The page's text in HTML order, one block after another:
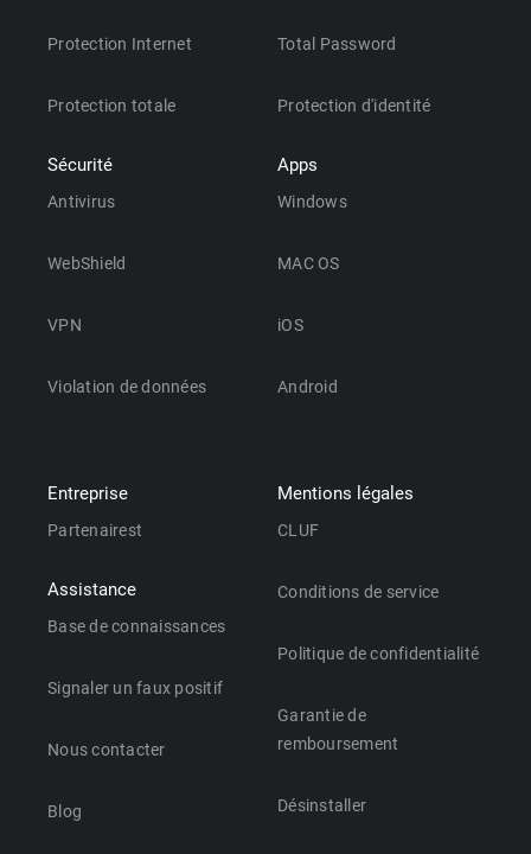
Protection Internet
Protection totale
Sécurité
Antivirus
WebShield
VPN
Violation de données
Total Password
Protection d'identité
Apps
Windows
MAC OS
iOS
Android
Entreprise
Partenairest
Assistance
Base de connaissances
Signaler un faux positif
Nous contacter
Blog
Mentions légales
CLUF
Conditions de service
Politique de confidentialité
Garantie de
remboursement
Désinstaller